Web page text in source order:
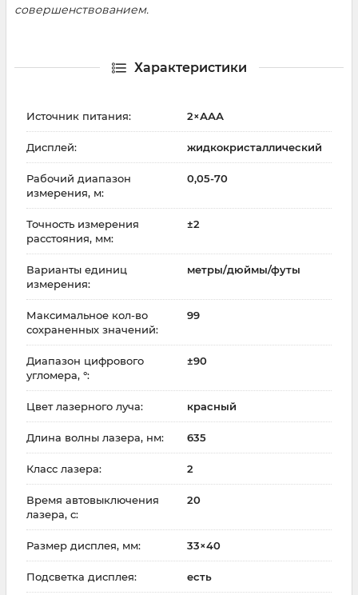
совершенствованием.
Характеристики
Источник питания: 2×ААА
Дисплей: жидкокристаллический
Рабочий диапазон
измерения, м:
0,05-70
Точность измерения
расстояния, мм:
±2
Варианты единиц
измерения:
метры/дюймы/футы
Максимальное кол-во
сохраненных значений:
99
Диапазон цифрового
угломера, °:
±90
Цвет лазерного луча: красный
Длина волны лазера, нм: 635
Класс лазера: 2
Время автовыключения
лазера, с:
20
Размер дисплея, мм: 33×40
Подсветка дисплея: есть